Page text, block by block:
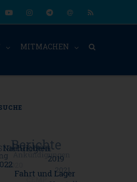
MITMACHEN